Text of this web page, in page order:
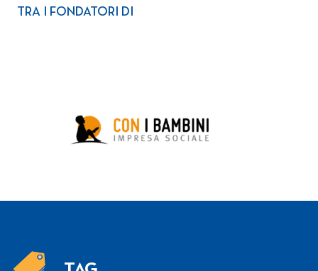
TRA I FONDATORI DI